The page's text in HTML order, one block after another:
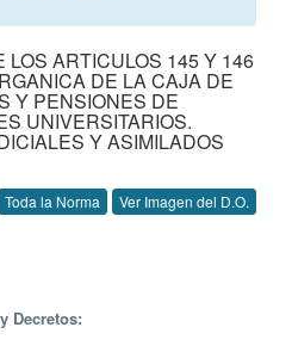
LOS ARTICULOS 145 Y 146
DE LA CAJA DE
Y PENSIONES DE
UNIVERSITARIOS.
Y ASIMILADOS
Toda la Norma Ver Imagen del D.O.
Decretos: